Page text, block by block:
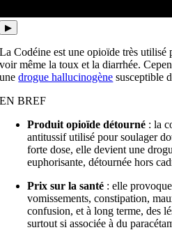
▶
La Codéine est une opioïde très utilisé
voir même la toux et la diarrhée.
unedrogue hallucinogène susceptible
EN BREF
Produit opioïde détourné : la
antitussif utilisé pour soulager
forte dose, elle devient une
euphorisante, détournée hors
Prix sur la santé : elle
vomissements, constipation,
confusion, et à long terme, des
surtout si associée à du